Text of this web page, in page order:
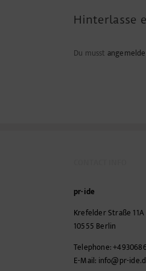
Hinterlasse
Du musst
pr-ide
Krefelder Straße 11A
10555 Berlin
Telephone:
E-Mail: info@pr-